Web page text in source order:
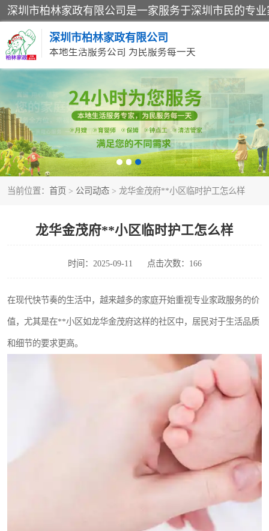
深圳市柏林家政有限公司
本地生活服务公司 为民服务每一天
当前位置： 首页 > 公司动态 > 龙华金茂府**小区临时护工怎么样
龙华金茂府**小区临时护工怎么样
时间：2025-09-11 点击次数：166
在现代快节奏的生活中，越来越多的家庭开始重视专业家政服务的价
值，尤其是在**小区如龙华金茂府这样的社区中，居民对于生活品质
和细节的要求更高。
家居保洁
家庭保姆